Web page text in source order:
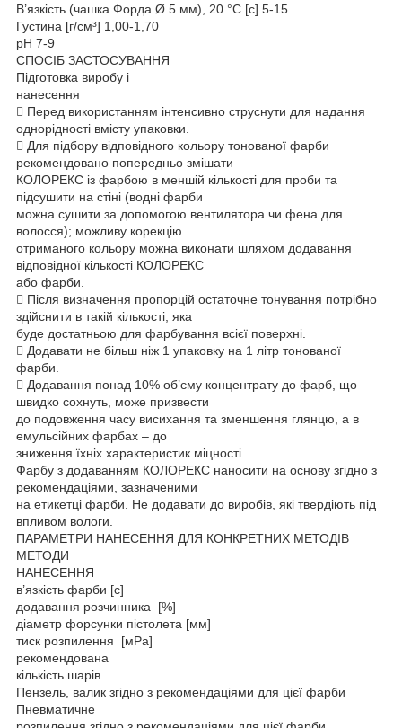
В’язкість (чашка Форда Ø 5 мм), 20 °C [с] 5-15
Густина [г/см³] 1,00-1,70
pH 7-9
СПОСІБ ЗАСТОСУВАННЯ
Підготовка виробу і
нанесення
 Перед використанням інтенсивно струснути для надання
однорідності вмісту упаковки.
 Для підбору відповідного кольору тонованої фарби
рекомендовано попередньо змішати
КОЛОРЕКС із фарбою в меншій кількості для проби та
підсушити на стіні (водні фарби
можна сушити за допомогою вентилятора чи фена для
волосся); можливу корекцію
отриманого кольору можна виконати шляхом додавання
відповідної кількості КОЛОРЕКС
або фарби.
 Після визначення пропорцій остаточне тонування потрібно
здійснити в такій кількості, яка
буде достатньою для фарбування всієї поверхні.
 Додавати не більш ніж 1 упаковку на 1 літр тонованої
фарби.
 Додавання понад 10% об’єму концентрату до фарб, що
швидко сохнуть, може призвести
до подовження часу висихання та зменшення глянцю, а в
емульсійних фарбах – до
зниження їхніх характеристик міцності.
Фарбу з додаванням КОЛОРЕКС наносити на основу згідно з
рекомендаціями, зазначеними
на етикетці фарби. Не додавати до виробів, які твердіють під
впливом вологи.
ПАРАМЕТРИ НАНЕСЕННЯ ДЛЯ КОНКРЕТНИХ МЕТОДІВ
МЕТОДИ
НАНЕСЕННЯ
в’язкість фарби [с]
додавання розчинника [%]
діаметр форсунки пістолета [мм]
тиск розпилення [мРa]
рекомендована
кількість шарів
Пензель, валик згідно з рекомендаціями для цієї фарби
Пневматичне